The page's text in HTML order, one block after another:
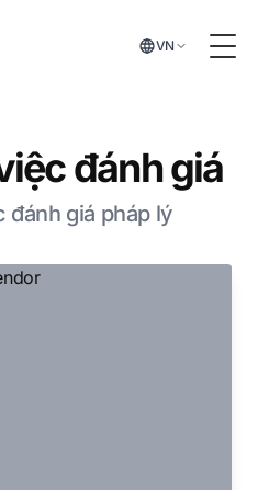
VN
đánh giá
đánh giá pháp lý